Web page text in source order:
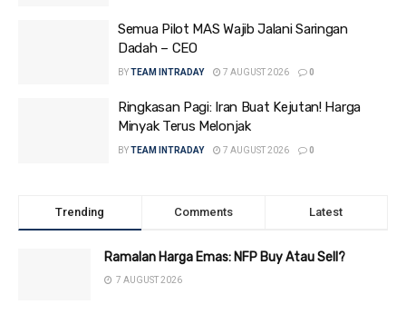
Semua Pilot MAS Wajib Jalani Saringan
Dadah – CEO
BYTEAM INTRADAY 7 AUGUST 2026 0
Ringkasan Pagi: Iran Buat Kejutan! Harga
Minyak Terus Melonjak
BYTEAM INTRADAY 7 AUGUST 2026 0
Trending Comments Latest
Ramalan Harga Emas: NFP Buy Atau Sell?
7 AUGUST 2026